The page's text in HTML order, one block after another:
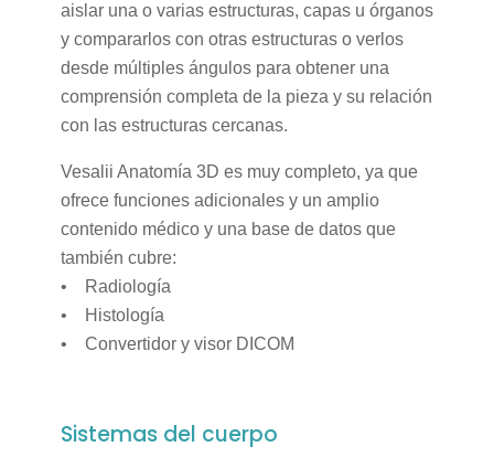
aislar una o varias estructuras, capas u órganos
y compararlos con otras estructuras o verlos
desde múltiples ángulos para obtener una
comprensión completa de la pieza y su relación
con las estructuras cercanas.
Vesalii Anatomía 3D es muy completo, ya que
ofrece funciones adicionales y un amplio
contenido médico y una base de datos que
también cubre:
• Radiología
• Histología
• Convertidor y visor DICOM
Sistemas del cuerpo